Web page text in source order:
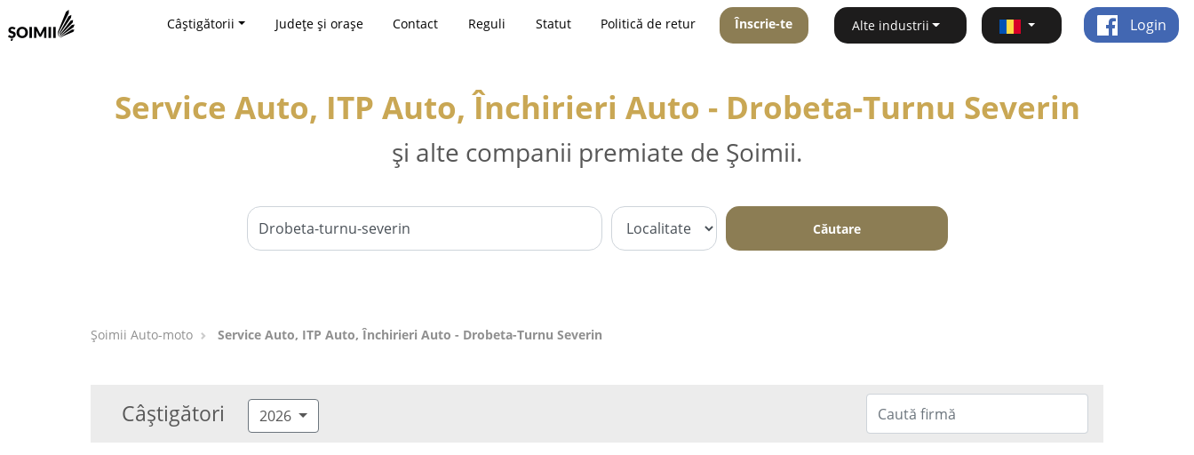
Câștigătorii Județe și orașe Contact Reguli Statut Politică de retur Înscrie-te Alte industrii Login
Service Auto, ITP Auto, Închirieri Auto - Drobeta-Turnu Severin
și alte companii premiate de Șoimii.
Căutare
Șoimii Auto-moto Service Auto, ITP Auto, Închirieri Auto - Drobeta-Turnu Severin
Câștigători 2026